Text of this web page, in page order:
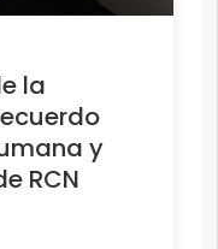
la
y
RCN